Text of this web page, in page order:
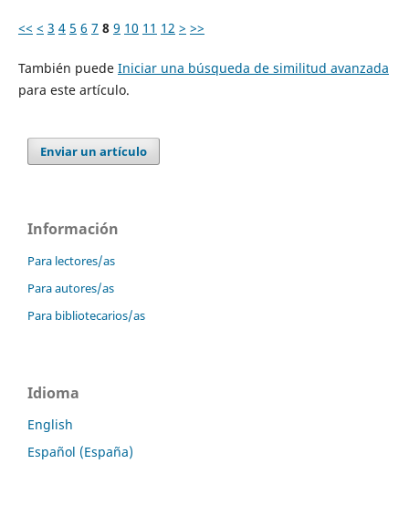
<< < 3 4 5 6 7 8 9 10 11 12 > >>
También puede Iniciar una búsqueda de similitud avanzada
para este artículo.
Enviar un artículo
Información
Para lectores/as
Para autores/as
Para bibliotecarios/as
Idioma
English
Español (España)